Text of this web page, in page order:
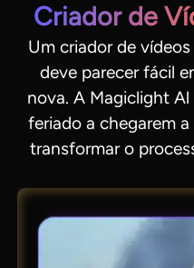
Criador de
Um criador de
deve parecer fácil
nova. A Magiclight
feriado a chegarem
transformar o